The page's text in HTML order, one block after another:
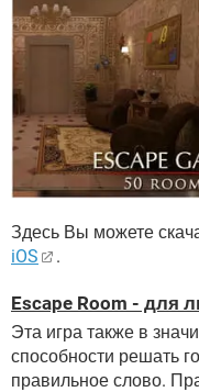
Здесь Вы можете
iOS
.
Escape Room - для
Эта игра также в
способности решать
правильное слово.